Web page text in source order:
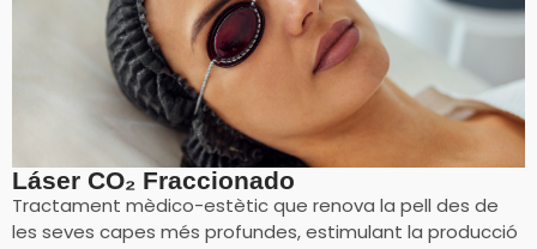
Láser CO₂ Fraccionado
Tractament mèdico-estètic que renova la pell des de
les seves capes més profundes, estimulant la producció